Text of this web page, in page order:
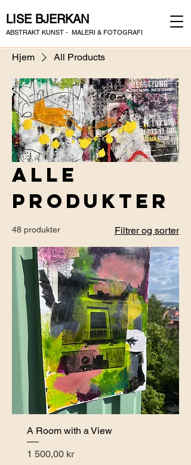
LISE BJERKAN
ABSTRAKT KUNST - MALERI & FOTOGRAFI
Hjem All Products
Alle
produkter
48 produkter Filtrer og sorter
A Room with a View
Pris
1 500,00 kr